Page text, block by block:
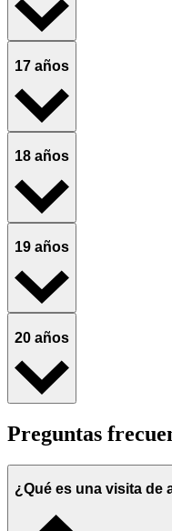
17 años
18 años
19 años
20 años
Preguntas
¿Qué es una visita de